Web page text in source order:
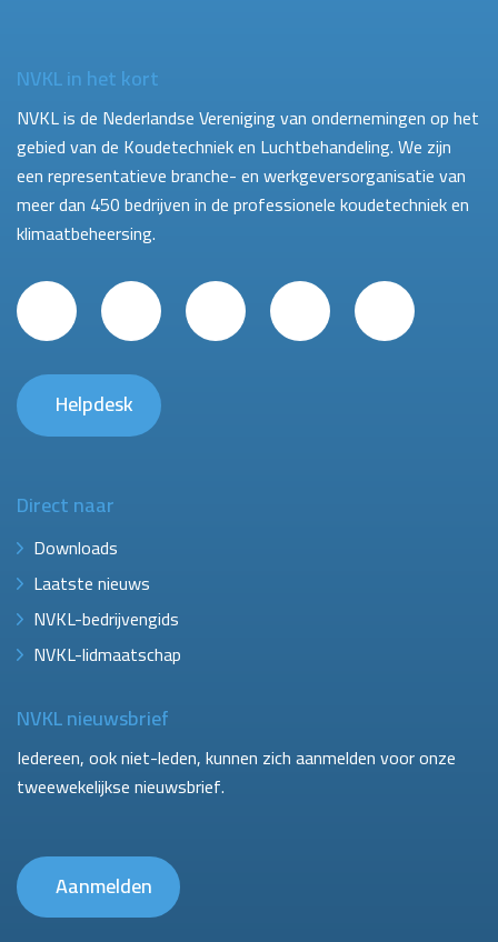
NVKL in het kort
NVKL is de Nederlandse Vereniging van ondernemingen op het
gebied van de Koudetechniek en Luchtbehandeling. We zijn
een representatieve branche- en werkgeversorganisatie van
meer dan 450 bedrijven in de professionele koudetechniek en
klimaatbeheersing.
Helpdesk
Direct naar
Downloads
Laatste nieuws
NVKL-bedrijvengids
NVKL-lidmaatschap
NVKL nieuwsbrief
Iedereen, ook niet-leden, kunnen zich aanmelden voor onze
tweewekelijkse nieuwsbrief.
Aanmelden